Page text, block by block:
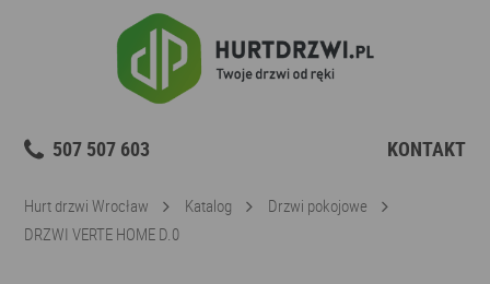
507 507 603 KONTAKT
Hurt drzwi Wrocław Katalog
Drzwi pokojowe
DRZWI VERTE HOME D.0